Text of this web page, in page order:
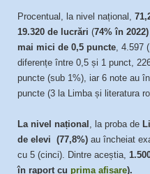
Procentual, la nivel național,
19.320 de lucrări (74% în
mai mici de 0,5 puncte ,
diferențe între 0,5 și 1 punct,
puncte (sub 1%), iar 6 note au
puncte (3 la Limba și literatura
La nivel național , la proba de
de elevi (77,8%) au încheiat
cu 5 (cinci). Dintre aceștia,
în raport cu prima afișare).